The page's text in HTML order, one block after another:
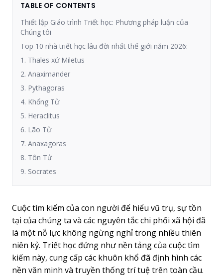
TABLE OF CONTENTS
Thiết lập Giáo trình Triết học: Phương pháp luận của
Chúng tôi
Top 10 nhà triết học lâu đời nhất thế giới năm 2026:
1. Thales xứ Miletus
2. Anaximander
3. Pythagoras
4. Khổng Tử
5. Heraclitus
6. Lão Tử
7. Anaxagoras
8. Tôn Tử
9. Socrates
Cuộc tìm kiếm của con người để hiểu vũ trụ, sự tồn
tại của chúng ta và các nguyên tắc chi phối xã hội đã
là một nỗ lực không ngừng nghỉ trong nhiều thiên
niên kỷ. Triết học đứng như nền tảng của cuộc tìm
kiếm này, cung cấp các khuôn khổ đã định hình các
nền văn minh và truyền thống trí tuệ trên toàn cầu.